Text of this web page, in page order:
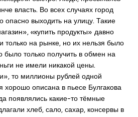
власть. Во всех случаях город
опасно выходить на улицу. Такие
«купить продукты» давно
только на рынке, но их нельзя было
было только получить в обмен на
не имели никакой цены.
то миллионы рублей одной
хорошо описана в пьесе Булгакова
появлялись какие-то тёмные
хлеб, сало, сахар, консервы в